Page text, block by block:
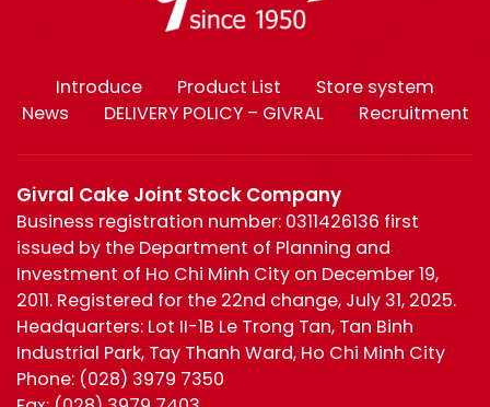
Introduce Product List
Store system
News
DELIVERY POLICY – GIVRAL Recruitment
Givral Cake Joint Stock Company
Business registration number: 0311426136 first
issued by the Department of Planning and
Investment of Ho Chi Minh City on December 19,
2011. Registered for the 22nd change, July 31, 2025.
Headquarters: Lot II-1B Le Trong Tan, Tan Binh
Industrial Park, Tay Thanh Ward, Ho Chi Minh City
Phone: (028) 3979 7350